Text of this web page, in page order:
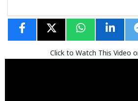
Click to Watch This Video